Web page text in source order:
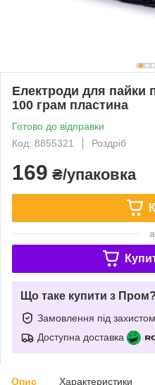
Електроди для пайки
100 грам пластина
Готово до відправки
Код: 8855321
Роздріб
169 ₴/упаковка
Що таке купити з Пром?
Замовлення під захистом
Доступна доставка
Опис Характеристики